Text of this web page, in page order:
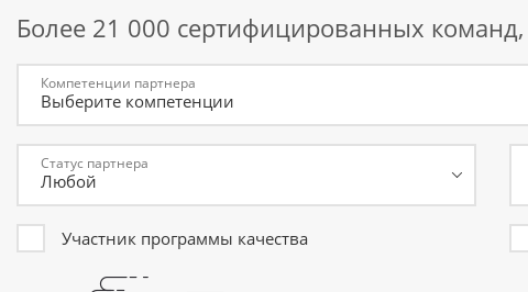
Более 21 000 сертифицированных
Компетенции партнера
Выберите компетенции
Статус партнера
Участник программы качества